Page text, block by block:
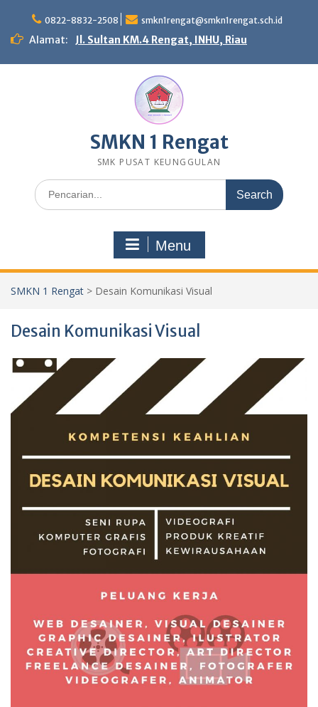
content
0822-8832-2508 smkn1rengat@smkn1rengat.sch.id
Alamat: Jl. Sultan KM.4 Rengat, INHU, Riau
SMKN 1 Rengat
SMK PUSAT KEUNGGULAN
Search
for:
Menu
SMKN 1 Rengat > Desain Komunikasi Visual
Desain Komunikasi Visual